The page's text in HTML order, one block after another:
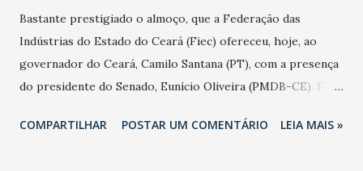
Bastante prestigiado o almoço, que a Federação das
Indústrias do Estado do Ceará (Fiec) ofereceu, hoje, ao
governador do Ceará, Camilo Santana (PT), com a presença
do presidente do Senado, Eunício Oliveira (PMDB-CE). Foi
Momento de agradecimentos e de cobranças. Em seu
COMPARTILHAR POSTAR UM COMENTÁRIO LEIA MAIS »